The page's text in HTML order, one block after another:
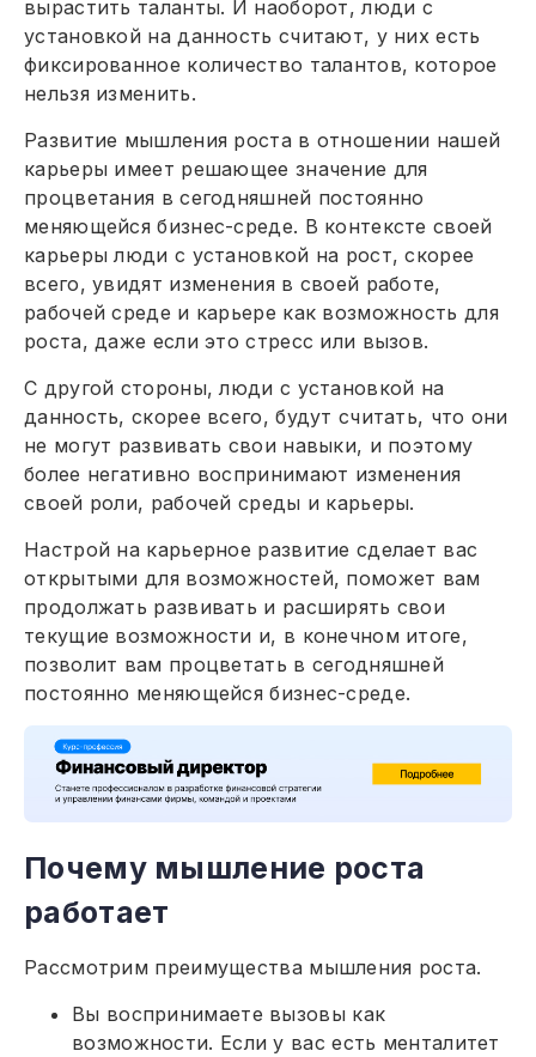
вырастить таланты. И наоборот, люди с
установкой на данность считают, у них есть
фиксированное количество талантов, которое
нельзя изменить.
Развитие мышления роста в отношении нашей
карьеры имеет решающее значение для
процветания в сегодняшней постоянно
меняющейся бизнес-среде. В контексте своей
карьеры люди с установкой на рост, скорее
всего, увидят изменения в своей работе,
рабочей среде и карьере как возможность для
роста, даже если это стресс или вызов.
С другой стороны, люди с установкой на
данность, скорее всего, будут считать, что они
не могут развивать свои навыки, и поэтому
более негативно воспринимают изменения
своей роли, рабочей среды и карьеры.
Настрой на карьерное развитие сделает вас
открытыми для возможностей, поможет вам
продолжать развивать и расширять свои
текущие возможности и, в конечном итоге,
позволит вам процветать в сегодняшней
постоянно меняющейся бизнес-среде.
Почему мышление роста
работает
Рассмотрим преимущества мышления роста.
Вы воспринимаете вызовы как
возможности. Если у вас есть менталитет